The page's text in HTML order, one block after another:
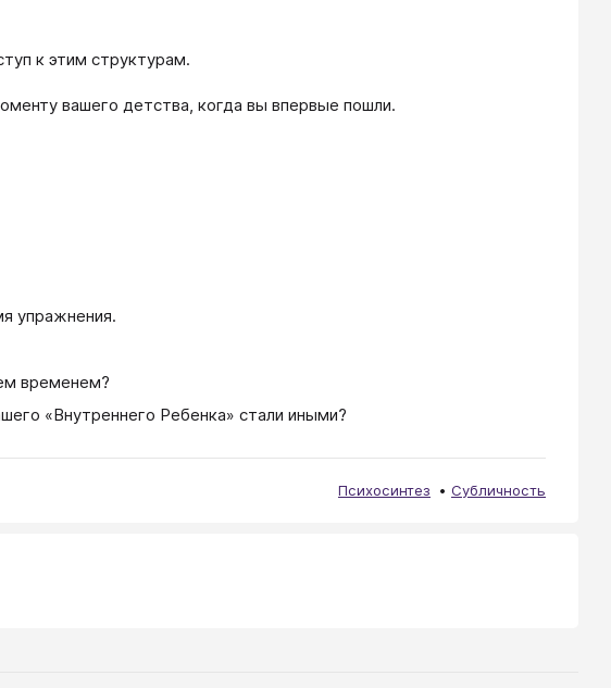
к этим структурам.
вашего детства, когда вы впервые пошли.
упражнения.
временем?
«Внутреннего Ребенка» стали иными?
Психосинтез Субличность